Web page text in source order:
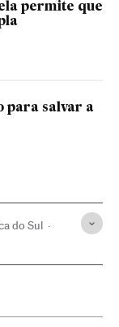
permite que
para salvar a
do Sul